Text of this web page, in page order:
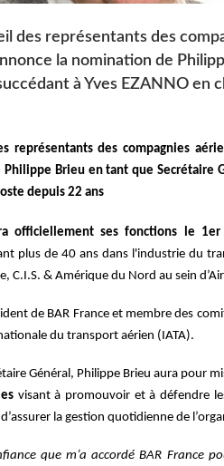
des représentants des
la nomination de
à Yves EZANNO en
représentants des compagnies
Brieu en tant que Secrétaire
depuis 22 ans
officiellement ses fonctions le
plus de 40 ans dans l'industrie du
C.I.S. & Amérique du Nord au sein
de BAR France et membre des
du transport aérien (IATA).
Général, Philippe Brieu aura pour
visant à promouvoir et à défendre
la gestion quotidienne de
que m’a accordé BAR France